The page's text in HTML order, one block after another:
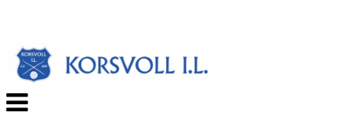
Veksle
navigasjon